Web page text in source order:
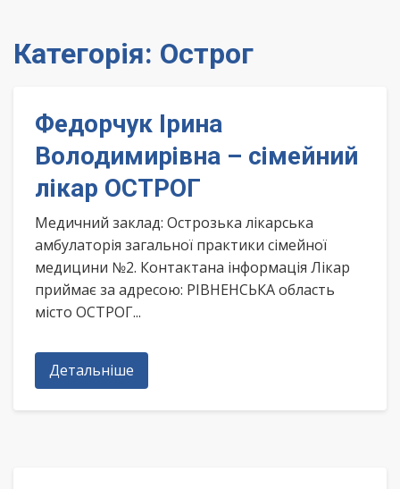
Категорія: Острог
Федорчук Ірина
Володимирівна – сімейний
лікар ОСТРОГ
Медичний заклад: Острозька лікарська
амбулаторія загальної практики сімейної
медицини №2. Контактана інформація Лікар
приймає за адресою: РІВНЕНСЬКА область
місто ОСТРОГ...
Детальніше